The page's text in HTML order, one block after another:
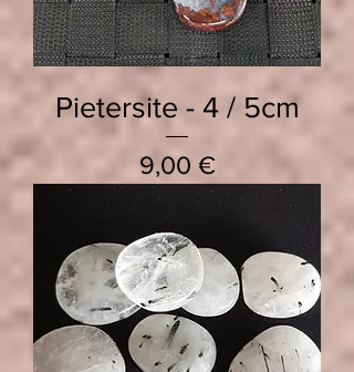
Pietersite - 4 / 5cm
Prix
9,00 €